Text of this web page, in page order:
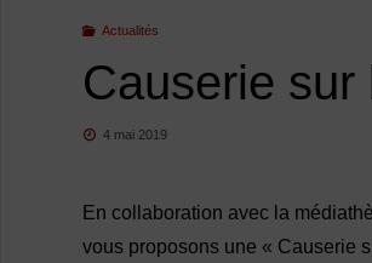
Actualités
Causerie sur
4 mai 2019
En collaboration avec la
vous proposons une « Causerie